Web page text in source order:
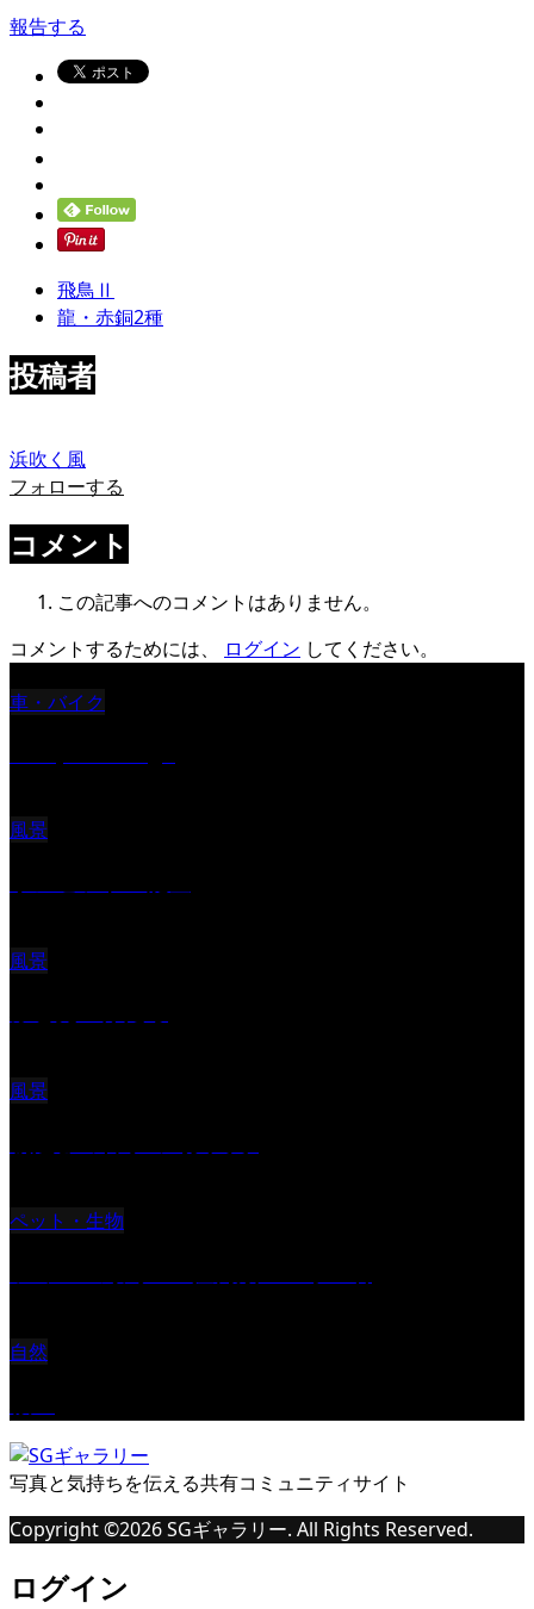
報告する
飛鳥Ⅱ
龍・赤銅2種
投稿者
浜吹く風
フォローする
コメント
この記事へのコメントはありません。
コメントするためには、
ログイン してください。
車・バイク
風景
風景
風景
ペット・生物
自然
写真と気持ちを伝える共有コミュニティサイト
Copyright ©2026SGギャラリー. All Rights Reserved.
ログイン